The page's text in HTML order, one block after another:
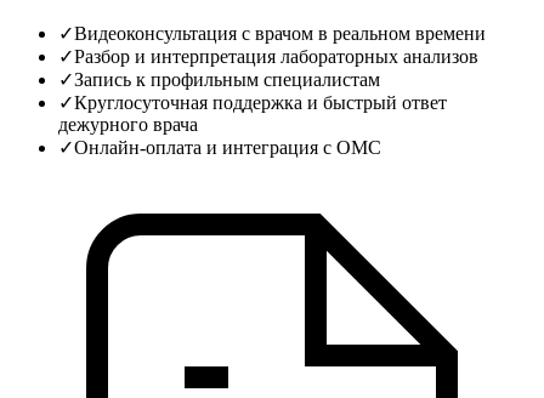
✓Видеоконсультация с врачом в реальном времени
✓Разбор и интерпретация лабораторных анализов
✓Запись к профильным специалистам
✓Круглосуточная поддержка и быстрый ответ
дежурного врача
✓Онлайн‑оплата и интеграция с ОМС